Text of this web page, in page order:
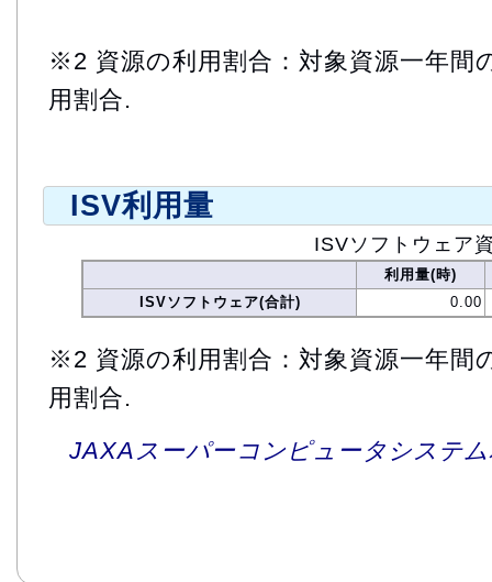
※2 資源の利用割合：対象資源一年間
用割合.
ISV利用量
ISVソフトウェア
利用量(時)
ISVソフトウェア(合計)
0.00
※2 資源の利用割合：対象資源一年間
用割合.
JAXAスーパーコンピュータシステ